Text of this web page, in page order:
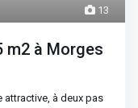
13
m2 à Morges
attractive, à deux pas